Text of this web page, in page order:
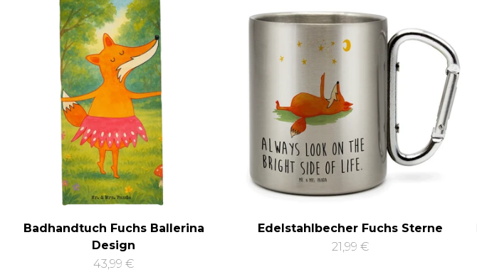
Badhandtuch Fuchs Ballerina
Design
43,99 €
Edelstahlbecher Fuchs Sterne
21,99 €